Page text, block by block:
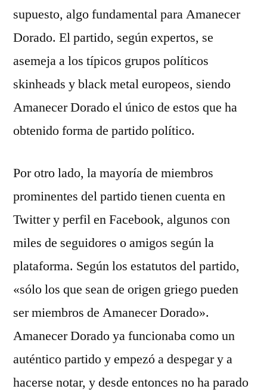
supuesto, algo fundamental para Amanecer
Dorado. El partido, según expertos, se
asemeja a los típicos grupos políticos
skinheads y black metal europeos, siendo
Amanecer Dorado el único de estos que ha
obtenido forma de partido político.
Por otro lado, la mayoría de miembros
prominentes del partido tienen cuenta en
Twitter y perfil en Facebook, algunos con
miles de seguidores o amigos según la
plataforma. Según los estatutos del partido,
«sólo los que sean de origen griego pueden
ser miembros de Amanecer Dorado».
Amanecer Dorado ya funcionaba como un
auténtico partido y empezó a despegar y a
hacerse notar, y desde entonces no ha parado